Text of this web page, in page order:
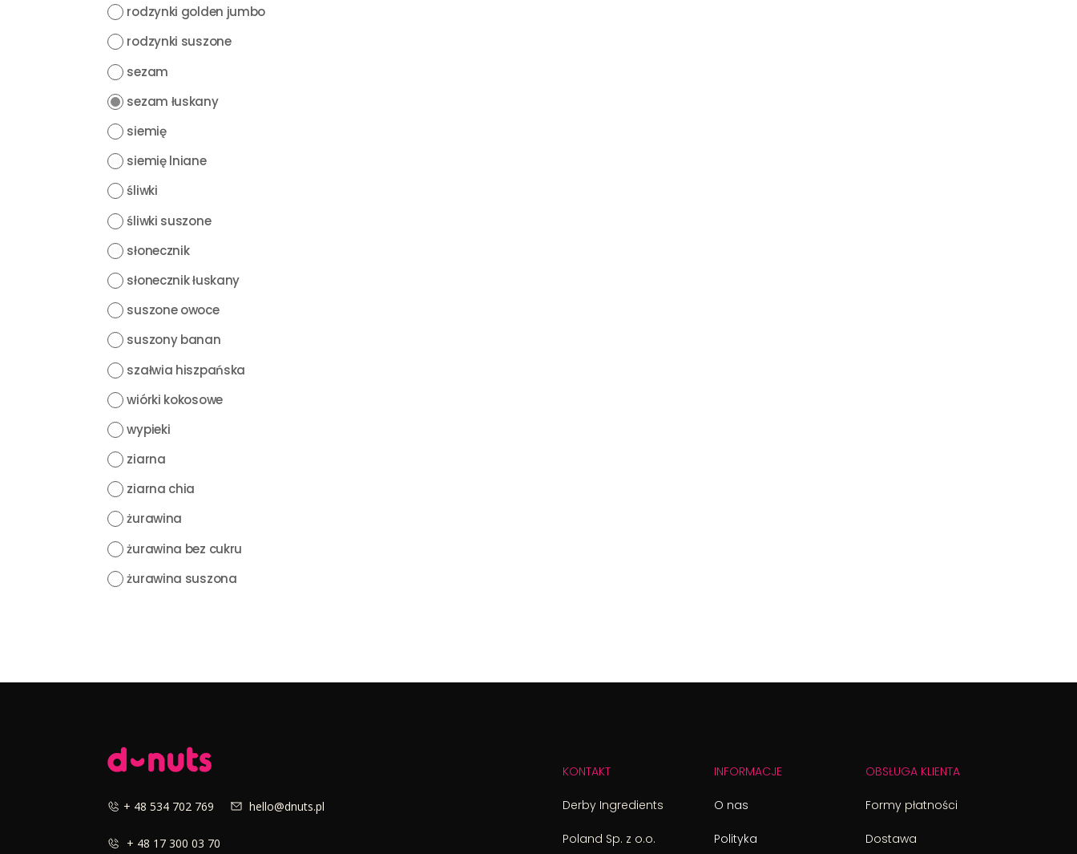
rodzynki golden jumbo
rodzynki suszone
sezam
sezam łuskany
siemię
siemię lniane
śliwki
śliwki suszone
słonecznik
słonecznik łuskany
suszone owoce
suszony banan
szałwia hiszpańska
wiórki kokosowe
wypieki
ziarna
ziarna chia
żurawina
żurawina bez cukru
żurawina suszona
+ 48 534 702 769 hello@dnuts.pl
+ 48 17 300 03 70
KONTAKT
Derby Ingredients
Poland Sp. z o.o.
INFORMACJE
O nas
Polityka
OBSŁUGA KLIENTA
Formy płatności
Dostawa